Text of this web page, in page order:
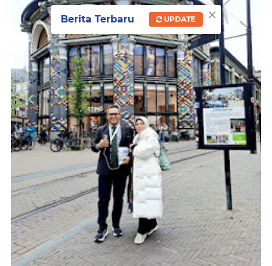
×
Berita Terbaru UPDATE